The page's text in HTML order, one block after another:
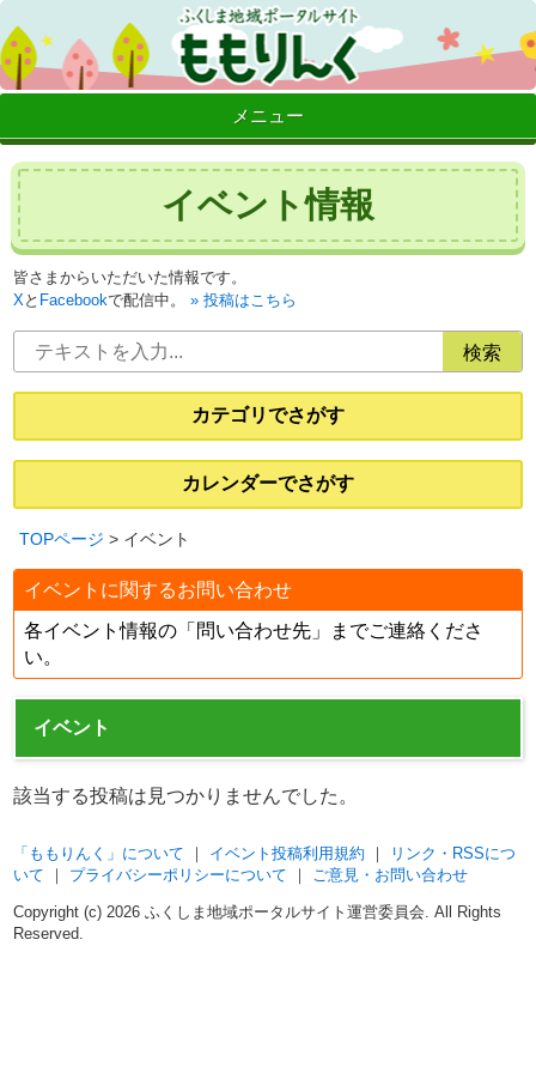
メニュー
イベント情報
皆さまからいただいた情報です。
Xと Facebookで配信中。 投稿はこちら
カテゴリでさがす
カレンダーでさがす
TOPページ > イベント
イベントに関するお問い合わせ
各イベント情報の「問い合わせ先」までご連絡くださ
い。
イベント
該当する投稿は見つかりませんでした。
「ももりんく」について イベント投稿利用規約
リンク・RSSにつ
いて
プライバシーポリシーについて ご意見・お問い合わせ
Copyright (c) 2026 ふくしま地域ポータルサイト運営委員会. All Rights
Reserved.